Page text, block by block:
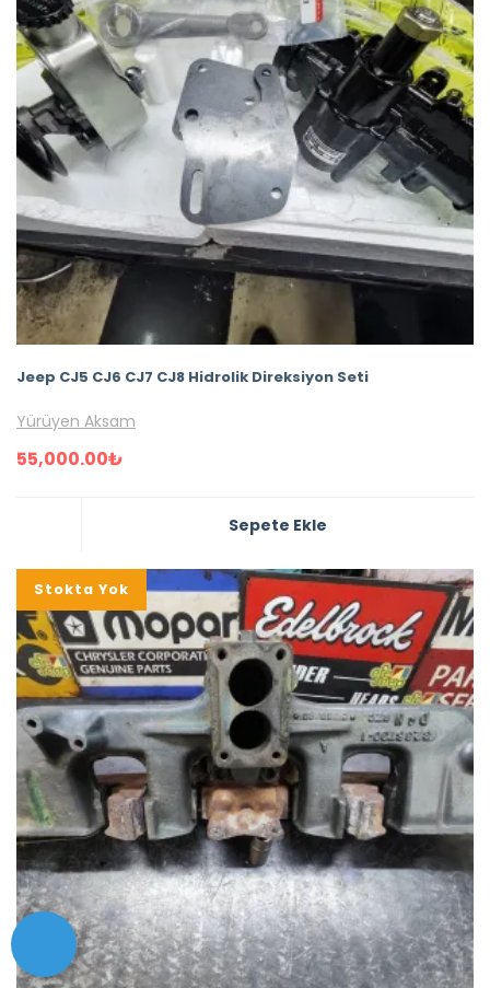
Jeep CJ5 CJ6 CJ7 CJ8 Hidrolik Direksiyon Seti
Yürüyen Aksam
55,000.00₺
Sepete Ekle
Stokta Yok